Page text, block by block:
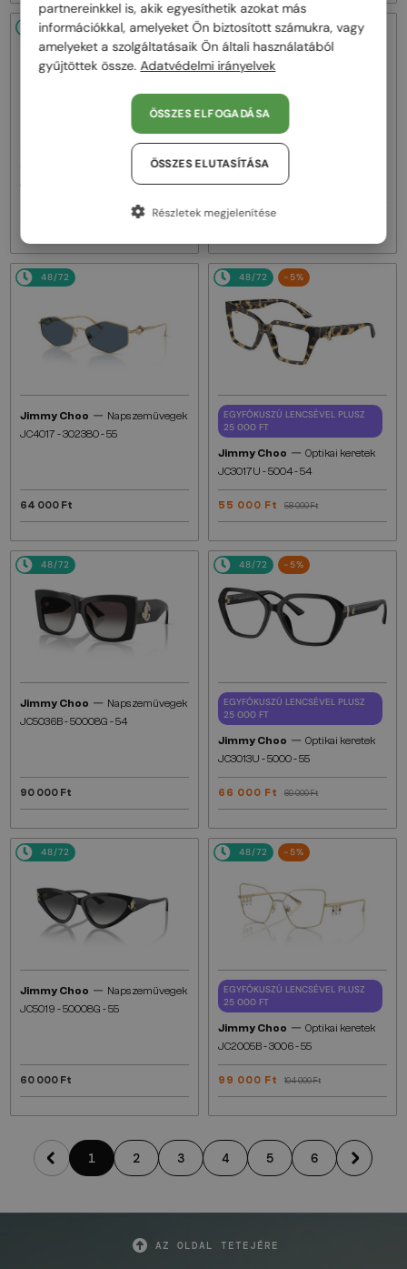
48/72
Napszemüvegek
JC4017 - ​302369 - ​55
48/72
Jimmy Choo
JC4017 - ​302373 - ​55
64 000 Ft
48/72
Jimmy Choo — Napszemüvegek
JC4017 - ​302380 - ​55
64 000 Ft
48/72 -5%
EGYFÓKUSZÚ LENCSÉVEL PLUSZ
25 000 FT
Jimmy Choo — Optikai keretek
JC3017U - 5004 - 54
55 000 Ft 58 000 Ft
48/72
Jimmy Choo — Napszemüvegek
JC5036B - ​50008G - ​54
90 000 Ft
48/72 -5%
EGYFÓKUSZÚ LENCSÉVEL PLUSZ
25 000 FT
Jimmy Choo — Optikai keretek
JC3013U - ​5000 - ​55
66 000 Ft 69 000 Ft
48/72
Jimmy Choo — Napszemüvegek
JC5019 - ​50008G - ​55
60 000 Ft
48/72 -5%
EGYFÓKUSZÚ LENCSÉVEL PLUSZ
25 000 FT
Jimmy Choo — Optikai keretek
JC2005B - ​3006 - ​55
99 000 Ft 104 000 Ft
1 2 3 4 5 6
AZ OLDAL TETEJÉRE
partnereinkkel is, akik egyesíthetik azokat más
információkkal, amelyeket Ön biztosított számukra, vagy
amelyeket a szolgáltatásaik Ön általi használatából
gyűjtöttek össze.Adatvédelmi irányelvek
ÖSSZES ELFOGADÁSA
ÖSSZES ELUTASÍTÁSA
Részletek megjelenítése